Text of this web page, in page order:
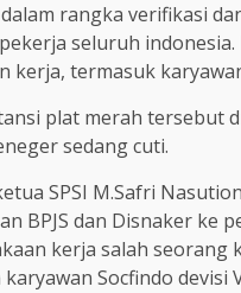
rangka verifikasi
seluruh
kerja, termasuk
plat merah tersebut
sedang cuti.
SPSI M.Safri
BPJS dan Disnaker ke
kerja salah
Socfindo devisi